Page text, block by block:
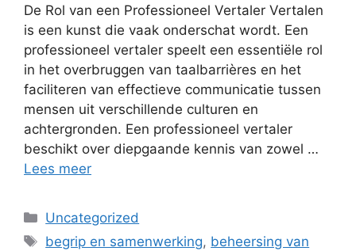
De Rol van een Professioneel Vertaler Vertalen
is een kunst die vaak onderschat wordt. Een
professioneel vertaler speelt een essentiële rol
in het overbruggen van taalbarrières en het
faciliteren van effectieve communicatie tussen
mensen uit verschillende culturen en
achtergronden. Een professioneel vertaler
beschikt over diepgaande kennis van zowel …
Lees meer
Categorieën
Uncategorized
Tags
begrip en samenwerking, beheersing van